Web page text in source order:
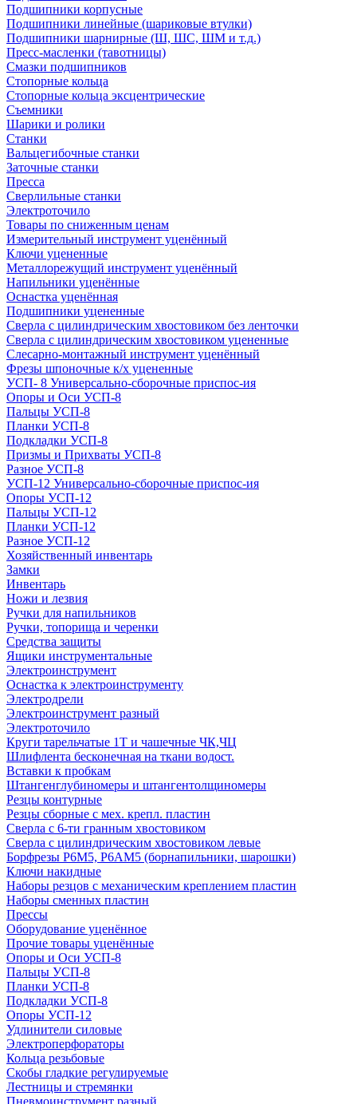
Подшипники корпусные
Подшипники линейные (шариковые втулки)
Подшипники шарнирные (Ш, ШС, ШМ и т.д.)
Пресс-масленки (тавотницы)
Смазки подшипников
Стопорные кольца
Стопорные кольца эксцентрические
Съемники
Шарики и ролики
Станки
Вальцегибочные станки
Заточные станки
Пресса
Сверлильные станки
Электроточило
Товары по сниженным ценам
Измерительный инструмент уценённый
Ключи уцененные
Металлорежущий инструмент уценённый
Напильники уценённые
Оснастка уценённая
Подшипники уцененные
Сверла с цилиндрическим хвостовиком без ленточки
Сверла с цилиндрическим хвостовиком уцененные
Слесарно-монтажный инструмент уценённый
Фрезы шпоночные к/х уцененные
УСП- 8 Универсально-сборочные приспос-ия
Опоры и Оси УСП-8
Пальцы УСП-8
Планки УСП-8
Подкладки УСП-8
Призмы и Прихваты УСП-8
Разное УСП-8
УСП-12 Универсально-сборочные приспос-ия
Опоры УСП-12
Пальцы УСП-12
Планки УСП-12
Разное УСП-12
Хозяйственный инвентарь
Замки
Инвентарь
Ножи и лезвия
Ручки для напильников
Ручки, топорища и черенки
Средства защиты
Ящики инструментальные
Электроинструмент
Оснастка к электроинструменту
Электродрели
Электроинструмент разный
Электроточило
Круги тарельчатые 1Т и чашечные ЧК,ЧЦ
Шлифлента бесконечная на ткани водост.
Вставки к пробкам
Штангенглубиномеры и штангентолщиномеры
Резцы контурные
Резцы сборные с мех. крепл. пластин
Сверла с 6-ти гранным хвостовиком
Сверла с цилиндрическим хвостовиком левые
Борфрезы Р6М5, Р6АМ5 (борнапильники, шарошки)
Ключи накидные
Наборы резцов с механическим креплением пластин
Наборы сменных пластин
Прессы
Оборудование уценённое
Прочие товары уценённые
Опоры и Оси УСП-8
Пальцы УСП-8
Планки УСП-8
Подкладки УСП-8
Опоры УСП-12
Удлинители силовые
Электроперфораторы
Кольца резьбовые
Скобы гладкие регулируемые
Лестницы и стремянки
Пневмоинструмент разный